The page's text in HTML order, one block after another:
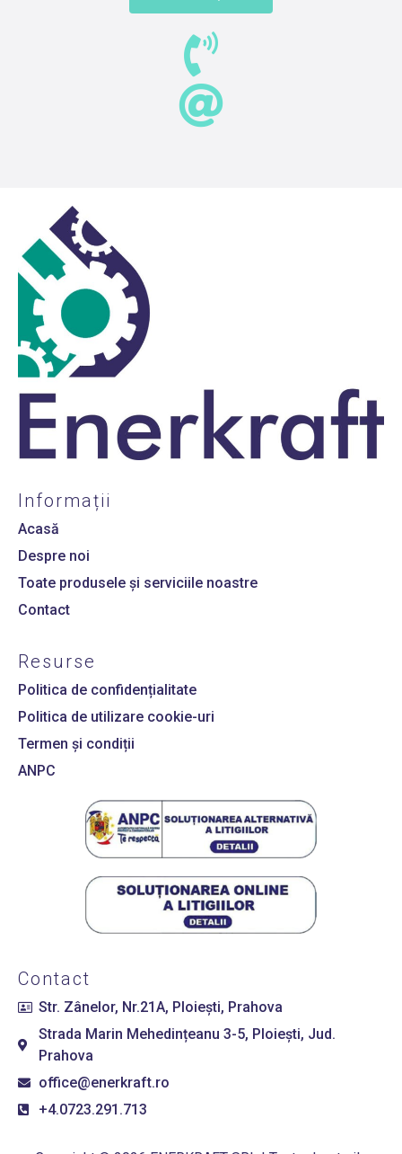
Informații
Acasă
Despre noi
Toate produsele și serviciile noastre
Contact
Resurse
Politica de confidențialitate
Politica de utilizare cookie-uri
Termen și condiții
ANPC
Contact
Str. Zânelor, Nr.21A, Ploiești, Prahova
Strada Marin Mehedințeanu 3-5, Ploiești, Jud.
Prahova
office@enerkraft.ro
+4.0723.291.713